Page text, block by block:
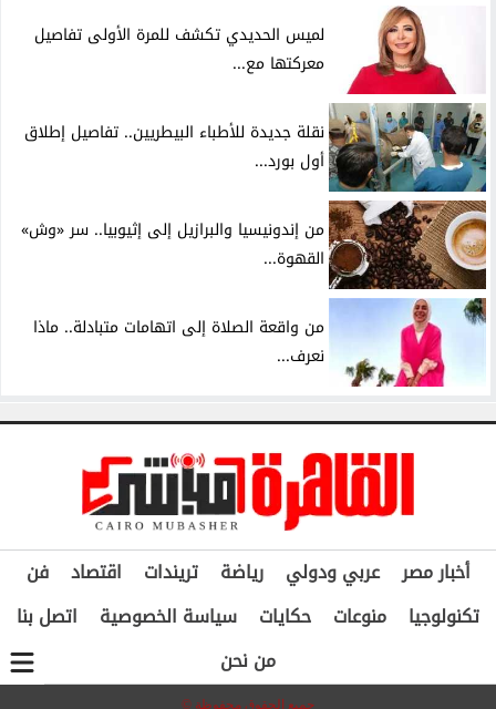
لميس الحديدي تكشف للمرة الأولى تفاصيل
معركتها مع...
نقلة جديدة للأطباء البيطريين.. تفاصيل إطلاق
أول بورد...
من إندونيسيا والبرازيل إلى إثيوبيا.. سر «وش»
القهوة...
من واقعة الصلاة إلى اتهامات متبادلة.. ماذا
نعرف...
أخبار مصر عربي ودولي رياضة تريندات اقتصاد
فن
تكنولوجيا
منوعات حكايات سياسة الخصوصية
اتصل بنا
من نحن
جميع الحقوق محفوظة ©